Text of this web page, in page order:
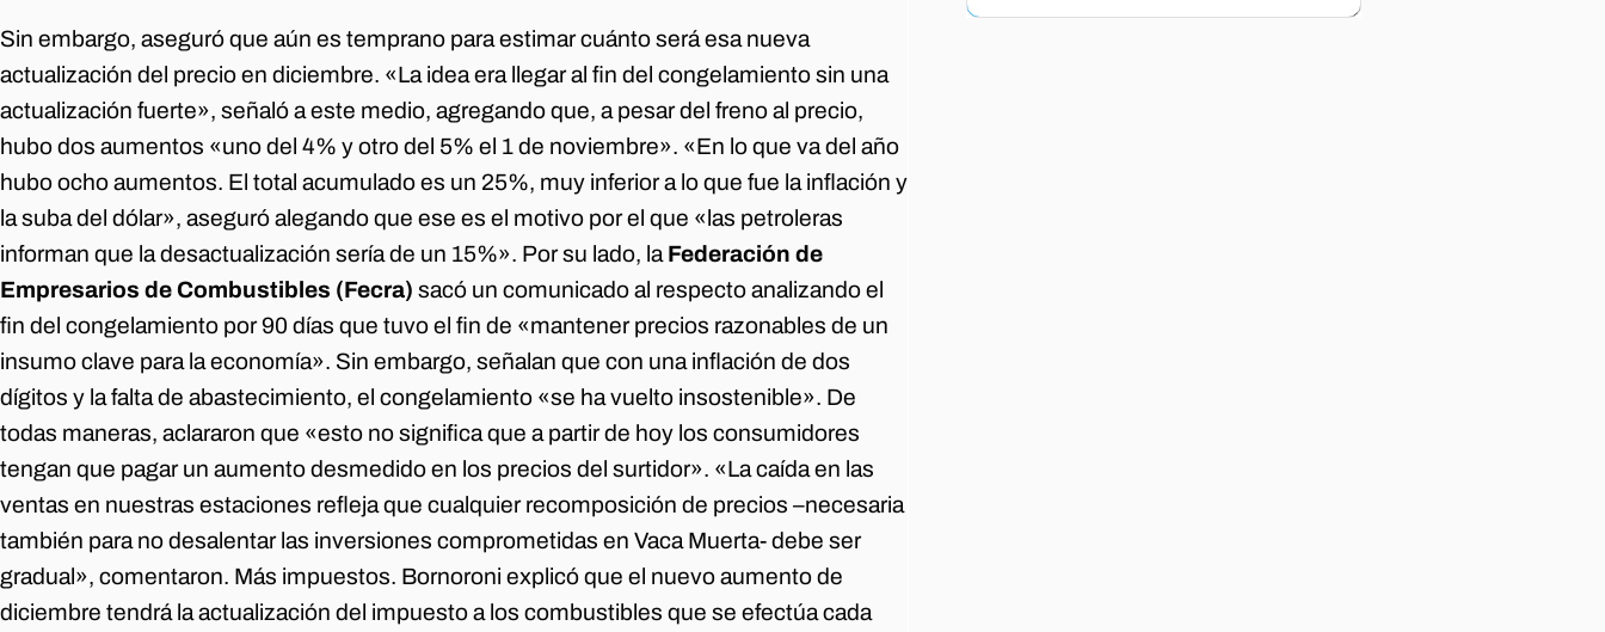
Sin embargo, aseguró que aún es temprano para estimar cuánto será esa nueva
actualización del precio en diciembre. «La idea era llegar al fin del congelamiento sin una
actualización fuerte», señaló a este medio, agregando que, a pesar del freno al precio,
hubo dos aumentos «uno del 4% y otro del 5% el 1 de noviembre». «En lo que va del año
hubo ocho aumentos. El total acumulado es un 25%, muy inferior a lo que fue la inflación y
la suba del dólar», aseguró alegando que ese es el motivo por el que «las petroleras
informan que la desactualización sería de un 15%». Por su lado, la Federación de
Empresarios de Combustibles (Fecra) sacó un comunicado al respecto analizando el
fin del congelamiento por 90 días que tuvo el fin de «mantener precios razonables de un
insumo clave para la economía». Sin embargo, señalan que con una inflación de dos
dígitos y la falta de abastecimiento, el congelamiento «se ha vuelto insostenible». De
todas maneras, aclararon que «esto no significa que a partir de hoy los consumidores
tengan que pagar un aumento desmedido en los precios del surtidor». «La caída en las
ventas en nuestras estaciones refleja que cualquier recomposición de precios –necesaria
también para no desalentar las inversiones comprometidas en Vaca Muerta- debe ser
gradual», comentaron. Más impuestos. Bornoroni explicó que el nuevo aumento de
diciembre tendrá la actualización del impuesto a los combustibles que se efectúa cada